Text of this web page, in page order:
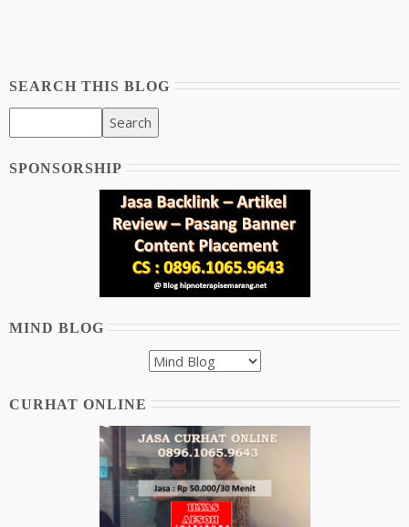
SEARCH THIS BLOG
SPONSORSHIP
MIND BLOG
CURHAT ONLINE